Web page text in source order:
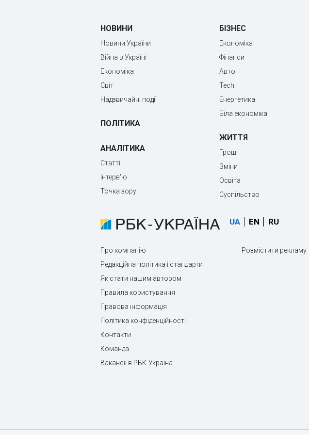
НОВИНИ
Новини України
Війна в Україні
Економіка
Світ
Надзвичайні події
ПОЛІТИКА
АНАЛІТИКА
Статті
Інтерв'ю
Точка зору
БІЗНЕС
Економіка
Фінанси
Авто
Tech
Енергетика
Біла економіка
ЖИТТЯ
Гроші
Зміни
Освіта
Суспільство
UA EN RU
Про компанію
Редакційна політика і стандарти
Як стати нашим автором
Правила користування
Правова інформація
Політика конфіденційності
Контакти
Команда
Вакансії в РБК-Україна
Розмістити рекламу